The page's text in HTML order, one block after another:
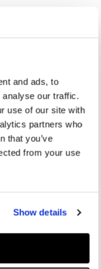
and ads, to
our traffic.
use of our site with
partners who
that you’ve
from your use
Show details